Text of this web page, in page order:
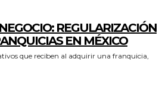
REGULARIZACIÓN
EN MÉXICO
que reciben al adquirir una franquicia,